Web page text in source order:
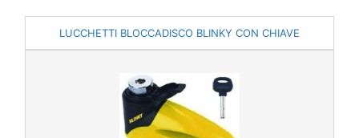
LUCCHETTI BLOCCADISCO BLINKY CON CHIAVE